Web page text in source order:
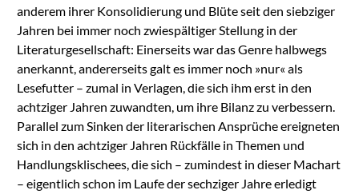
anderem ihrer Konsolidierung und Blüte seit den siebziger
Jahren bei immer noch zwiespältiger Stellung in der
Literaturgesellschaft: Einerseits war das Genre halbwegs
anerkannt, andererseits galt es immer noch »nur« als
Lesefutter – zumal in Verlagen, die sich ihm erst in den
achtziger Jahren zuwandten, um ihre Bilanz zu verbessern.
Parallel zum Sinken der literarischen Ansprüche ereigneten
sich in den achtziger Jahren Rückfälle in Themen und
Handlungsklischees, die sich – zumindest in dieser Machart
– eigentlich schon im Laufe der sechziger Jahre erledigt